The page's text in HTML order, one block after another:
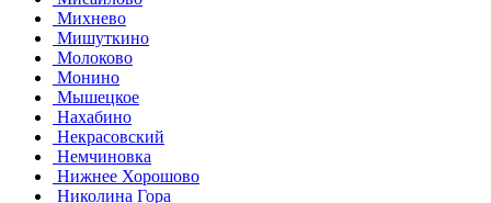
Михнево
Мишуткино
Молоково
Монино
Мышецкое
Нахабино
Некрасовский
Немчиновка
Нижнее Хорошово
Николина Гора